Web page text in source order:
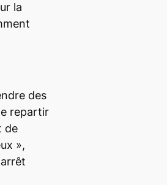
la
des
repartir
de
»,